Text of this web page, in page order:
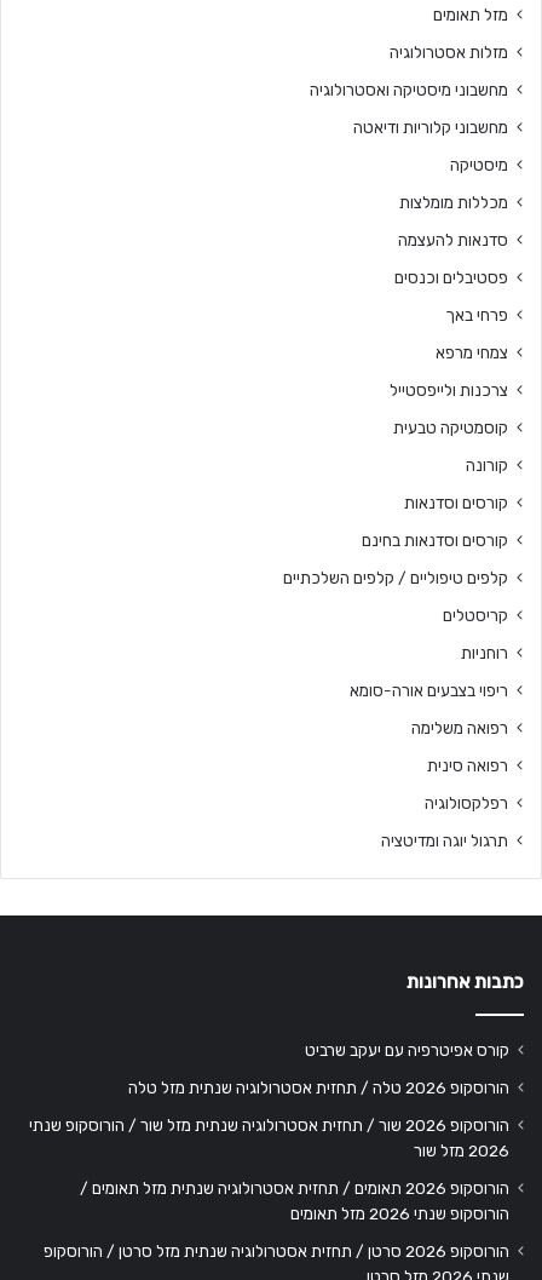
מזל תאומים
מזלות אסטרולוגיה
מחשבוני מיסטיקה ואסטרולוגיה
מחשבוני קלוריות ודיאטה
מיסטיקה
מכללות מומלצות
סדנאות להעצמה
פסטיבלים וכנסים
פרחי באך
צמחי מרפא
צרכנות ולייפסטייל
קוסמטיקה טבעית
קורונה
קורסים וסדנאות
קורסים וסדנאות בחינם
קלפים טיפוליים / קלפים השלכתיים
קריסטלים
רוחניות
ריפוי בצבעים אורה-סומא
רפואה משלימה
רפואה סינית
רפלקסולוגיה
תרגול יוגה ומדיטציה
כתבות אחרונות
קורס אפיטרפיה עם יעקב שרביט
הורוסקופ 2026 טלה / תחזית אסטרולוגיה שנתית מזל טלה
הורוסקופ 2026 שור / תחזית אסטרולוגיה שנתית מזל שור / הורוסקופ שנתי
2026 מזל שור
הורוסקופ 2026 תאומים / תחזית אסטרולוגיה שנתית מזל תאומים /
הורוסקופ שנתי 2026 מזל תאומים
הורוסקופ 2026 סרטן / תחזית אסטרולוגיה שנתית מזל סרטן / הורוסקופ